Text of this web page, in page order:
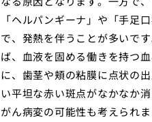
「ヘルパンギーナ」や「手足
で、発熱を伴うことが多いで
ば、血液を固める働きを持つ
に、歯茎や頬の粘膜に点状の
い平坦な赤い斑点がなかなか
がん病変の可能性も考えられ